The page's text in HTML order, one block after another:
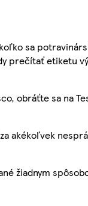
sa
prečítať etiketu
obráťte sa na
akékoľvek
žiadnym